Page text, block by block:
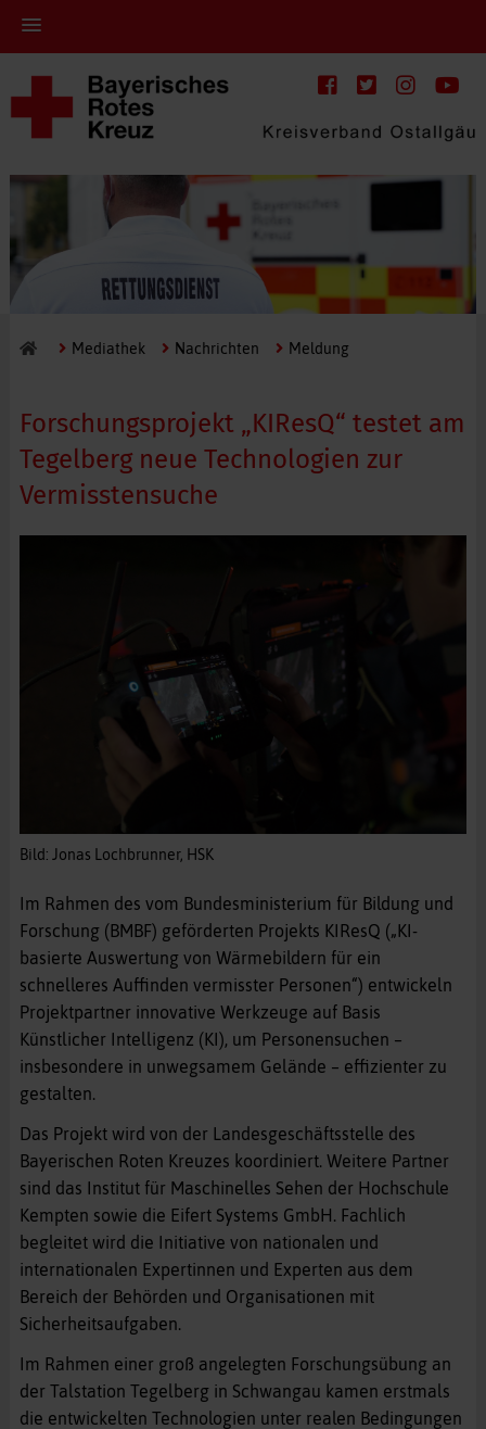
Mediathek Nachrichten Meldung
Forschungsprojekt „KIResQ“ testet am
Tegelberg neue Technologien zur
Vermisstensuche
Bild: Jonas Lochbrunner, HSK
Im Rahmen des vom Bundesministerium für Bildung und
Forschung (BMBF) geförderten Projekts KIResQ („KI-
basierte Auswertung von Wärmebildern für ein
schnelleres Auffinden vermisster Personen“) entwickeln
Projektpartner innovative Werkzeuge auf Basis
Künstlicher Intelligenz (KI), um Personensuchen –
insbesondere in unwegsamem Gelände – effizienter zu
gestalten.
Das Projekt wird von der Landesgeschäftsstelle des
Bayerischen Roten Kreuzes koordiniert. Weitere Partner
sind das Institut für Maschinelles Sehen der Hochschule
Kempten sowie die Eifert Systems GmbH. Fachlich
begleitet wird die Initiative von nationalen und
internationalen Expertinnen und Experten aus dem
Bereich der Behörden und Organisationen mit
Sicherheitsaufgaben.
Im Rahmen einer groß angelegten Forschungsübung an
der Talstation Tegelberg in Schwangau kamen erstmals
die entwickelten Technologien unter realen Bedingungen